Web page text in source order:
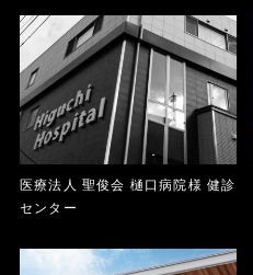
医療法人 聖俊会 樋口病院様 健診
センター